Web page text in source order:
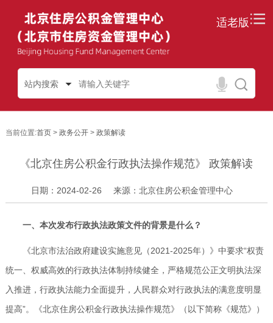
适老版
站内搜索
当前位置:首页> 政务公开> 政策解读
《北京住房公积金行政执法操作规范》 政策解读
日期：2024-02-26 来源：北京住房公积金管理中心
一、本次发布行政执法政策文件的背景是什么？
《北京市法治政府建设实施意见（2021-2025年）》中要求“权责
统一、权威高效的行政执法体制持续健全，严格规范公正文明执法深
入推进，行政执法能力全面提升，人民群众对行政执法的满意度明显
提高”。《北京住房公积金行政执法操作规范》（以下简称《规范》）